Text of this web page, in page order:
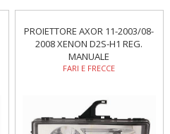
PROIETTORE AXOR 11-2003/08-
2008 XENON D2S-H1 REG.
MANUALE
FARI E FRECCE